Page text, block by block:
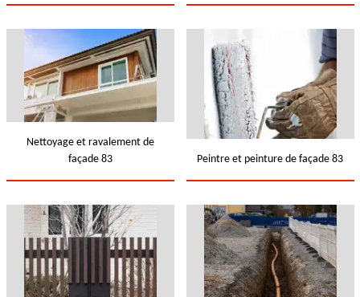
Nettoyage et ravalement de
façade 83
Peintre et peinture de façade 83